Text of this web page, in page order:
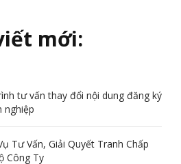
mới:
tư vấn thay đổi nội dung đăng ký
nghiệp
Tư Vấn, Giải Quyết Tranh Chấp
Công Ty